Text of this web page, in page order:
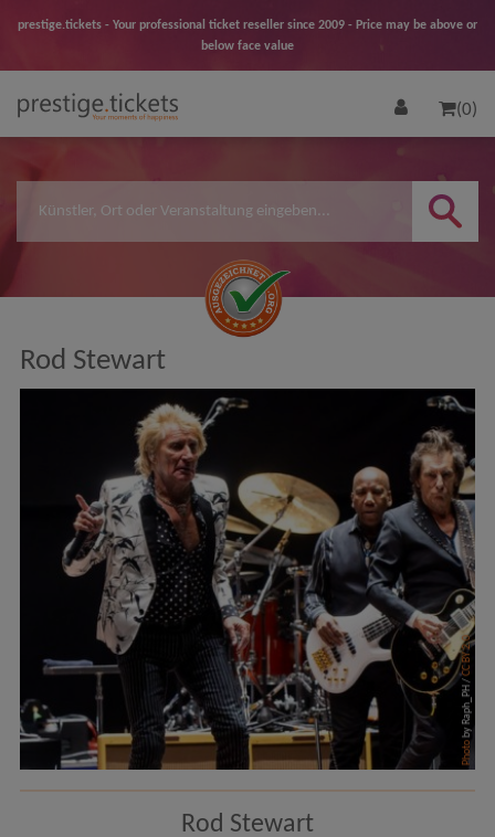
prestige.tickets - Your professional ticket reseller since 2009 - Price may be above or
below face value
(0)
Rod Stewart
Photo
by Raph_PH /
CC BY 2.0
Rod Stewart